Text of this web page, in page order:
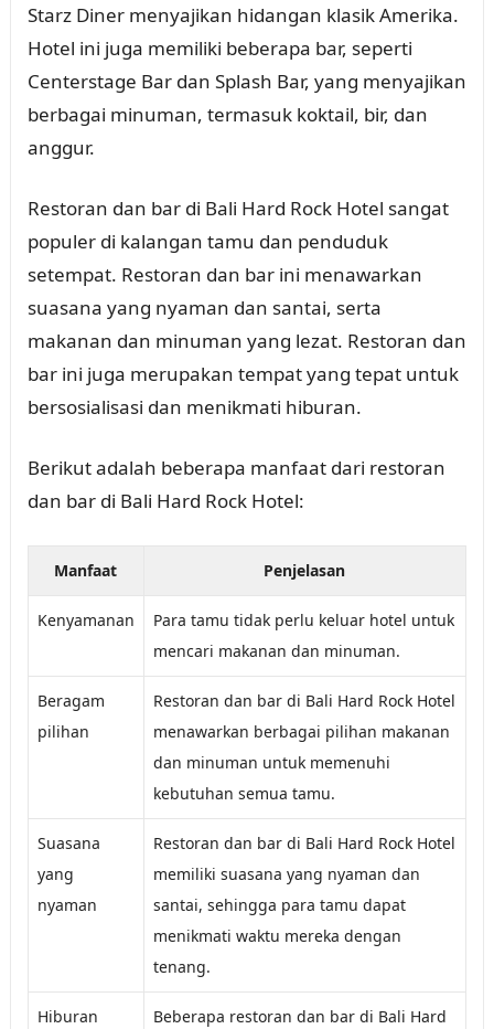
Starz Diner menyajikan hidangan klasik Amerika.
Hotel ini juga memiliki beberapa bar, seperti
Centerstage Bar dan Splash Bar, yang menyajikan
berbagai minuman, termasuk koktail, bir, dan
anggur.
Restoran dan bar di Bali Hard Rock Hotel sangat
populer di kalangan tamu dan penduduk
setempat. Restoran dan bar ini menawarkan
suasana yang nyaman dan santai, serta
makanan dan minuman yang lezat. Restoran dan
bar ini juga merupakan tempat yang tepat untuk
bersosialisasi dan menikmati hiburan.
Berikut adalah beberapa manfaat dari restoran
dan bar di Bali Hard Rock Hotel:
Manfaat Penjelasan
Kenyamanan
Para tamu tidak perlu keluar hotel untuk
mencari makanan dan minuman.
Beragam
pilihan
Restoran dan bar di Bali Hard Rock Hotel
menawarkan berbagai pilihan makanan
dan minuman untuk memenuhi
kebutuhan semua tamu.
Suasana
yang
nyaman
Restoran dan bar di Bali Hard Rock Hotel
memiliki suasana yang nyaman dan
santai, sehingga para tamu dapat
menikmati waktu mereka dengan
tenang.
Hiburan
Beberapa restoran dan bar di Bali Hard